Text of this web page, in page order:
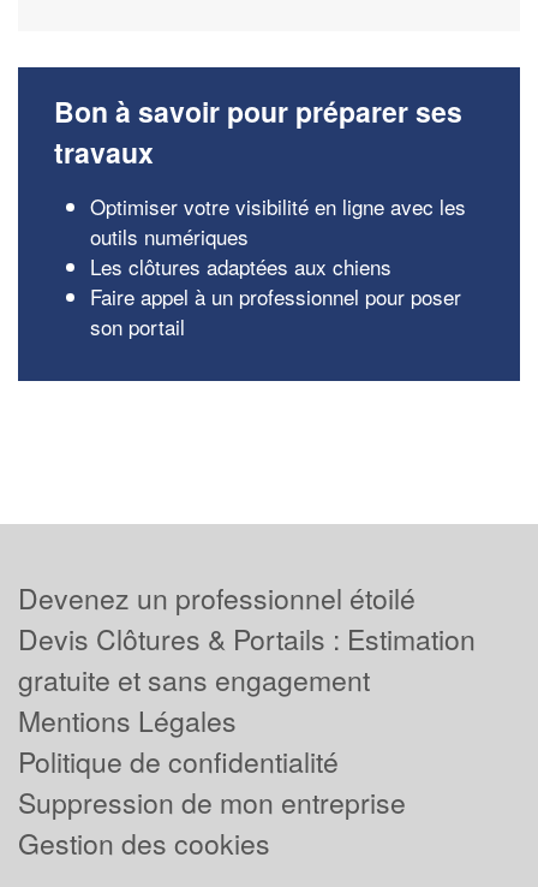
Bon à savoir pour préparer ses
travaux
Optimiser votre visibilité en ligne avec les
outils numériques
Les clôtures adaptées aux chiens
Faire appel à un professionnel pour poser
son portail
Devenez un professionnel étoilé
Devis Clôtures & Portails : Estimation
gratuite et sans engagement
Mentions Légales
Politique de confidentialité
Suppression de mon entreprise
Gestion des cookies